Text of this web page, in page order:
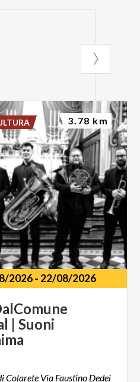
2026- 22/08/2026
| Suoni
Colarete Via Faustino Dedei
3.78 km